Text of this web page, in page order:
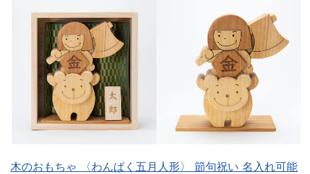
木のおもちゃ 〈わんぱく五月人形〉 節句祝い 名入れ可能